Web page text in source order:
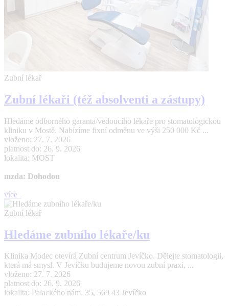
Zubní lékař
Zubní lékaři (též absolventi a zástupy)
Hledáme odborného garanta/vedoucího lékaře pro stomatologickou
kliniku v Mostě. Nabízíme fixní odměnu ve výši 250 000 Kč ...
vloženo: 27. 7. 2026
platnost do: 26. 9. 2026
lokalita: MOST
mzda: Dohodou
více
Zubní lékař
Hledáme zubního lékaře/ku
Klinika Modec otevírá Zubní centrum Jevíčko. Dělejte stomatologii,
která má smysl. V Jevíčku budujeme novou zubní praxi, ...
vloženo: 27. 7. 2026
platnost do: 26. 9. 2026
lokalita: Palackého nám. 35, 569 43 Jevíčko